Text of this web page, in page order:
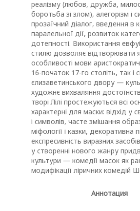
реалізму (любов, дружба,
боротьба зі злом), алегорізм і
прозаїчний діалог, введення в
паралельної дії, розвиток
дотепності. Використання
стилю дозволяє відтворювати
особливості мови
16-початок 17-го століть, так і
єлизаветинського двору —
художнє вихваляння
творі Лілі простежуються всі
характерні для маски: відхід у
і символів, часте змішання
міфології і казки, декоративна
експресивність виразних
у створенні нового жанру
культури — комедії масок як
модифікації ліричних комедій
Аннотация